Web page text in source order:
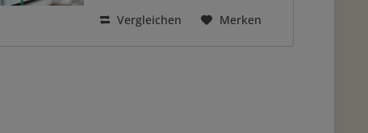
können wir ihnen schöne/solide
Vergleichen Merken